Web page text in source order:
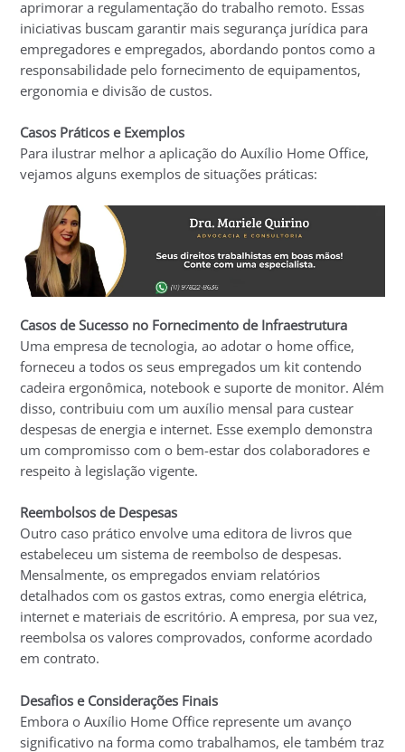
aprimorar a regulamentação do trabalho remoto. Essas
iniciativas buscam garantir mais segurança jurídica para
empregadores e empregados, abordando pontos como a
responsabilidade pelo fornecimento de equipamentos,
ergonomia e divisão de custos.
Casos Práticos e Exemplos
Para ilustrar melhor a aplicação do Auxílio Home Office,
vejamos alguns exemplos de situações práticas:
Casos de Sucesso no Fornecimento de Infraestrutura
Uma empresa de tecnologia, ao adotar o home office,
forneceu a todos os seus empregados um kit contendo
cadeira ergonômica, notebook e suporte de monitor. Além
disso, contribuiu com um auxílio mensal para custear
despesas de energia e internet. Esse exemplo demonstra
um compromisso com o bem-estar dos colaboradores e
respeito à legislação vigente.
Reembolsos de Despesas
Outro caso prático envolve uma editora de livros que
estabeleceu um sistema de reembolso de despesas.
Mensalmente, os empregados enviam relatórios
detalhados com os gastos extras, como energia elétrica,
internet e materiais de escritório. A empresa, por sua vez,
reembolsa os valores comprovados, conforme acordado
em contrato.
Desafios e Considerações Finais
Embora o Auxílio Home Office represente um avanço
significativo na forma como trabalhamos, ele também traz